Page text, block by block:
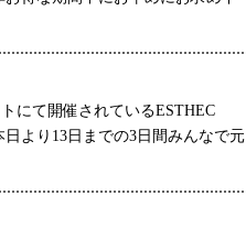
にて開催されているESTHEC
より13日までの3日間みんなで元